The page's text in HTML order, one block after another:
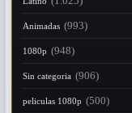
Animadas (993)
1080p (948)
Sin categoria (906)
peliculas 1080p (500)